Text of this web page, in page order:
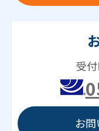
受
お